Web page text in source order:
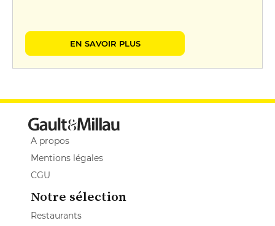
EN SAVOIR PLUS
A propos
Mentions légales
CGU
Notre sélection
Restaurants